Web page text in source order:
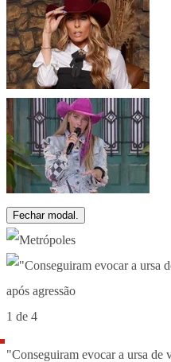
Fechar modal.
1 de 4
"Conseguiram evocar a ursa